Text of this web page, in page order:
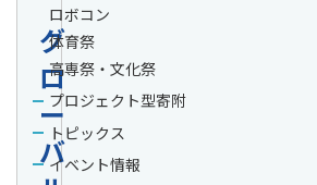
グ
ロ
ー
バ
ロボコン
体育祭
高専祭・文化祭
プロジェクト型寄附
トピックス
イベント情報